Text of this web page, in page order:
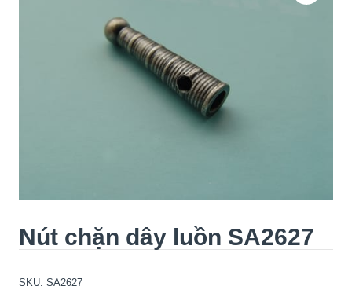
Nút chặn dây luồn SA2627
SKU: SA2627